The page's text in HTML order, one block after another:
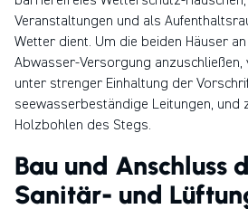
Veranstaltungen und als
Wetter dient. Um die beiden Häuser
Abwasser-Versorgung
unter strenger Einhaltung der
seewasserbeständige Leitungen, und
Holzbohlen des Stegs.
Bau und Anschluss
Sanitär- und